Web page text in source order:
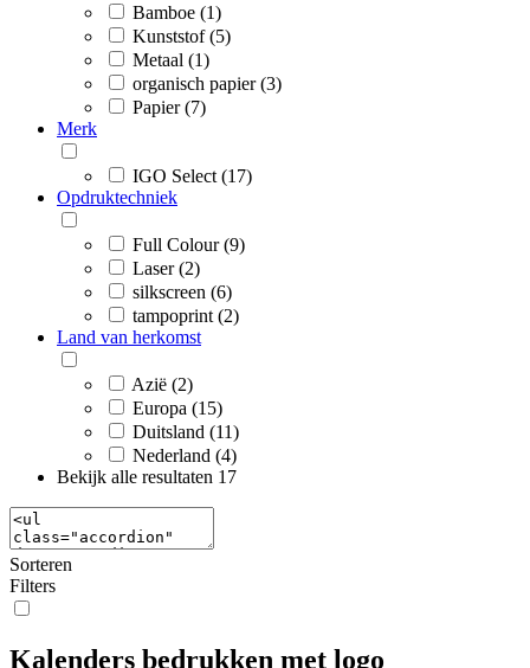
Bamboe (1)
Kunststof (5)
Metaal (1)
organisch papier (3)
Papier (7)
Merk
IGO Select (17)
Opdruktechniek
Full Colour (9)
Laser (2)
silkscreen (6)
tampoprint (2)
Land van herkomst
Azië (2)
Europa (15)
Duitsland (11)
Nederland (4)
Bekijk alle resultaten 17
Sorteren
Filters
Kalenders bedrukken met logo